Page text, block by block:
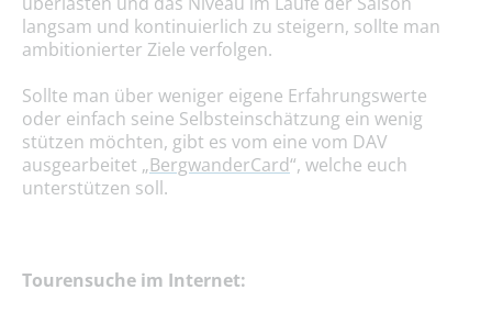
langsam und kontinuierlich zu steigern, sollte man
ambitionierter Ziele verfolgen.
Sollte man über weniger eigene Erfahrungswerte
oder einfach seine Selbsteinschätzung ein wenig
stützen möchten, gibt es vom eine vom DAV
ausgearbeitet „BergwanderCard“, welche euch
unterstützen soll.
Tourensuche im Internet: